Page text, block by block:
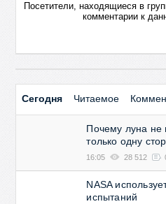
Посетители, находящиеся в
комментарии к
Сегодня Читаемое
Почему луна
только одну
16:05 28 512
NASA
испытаний